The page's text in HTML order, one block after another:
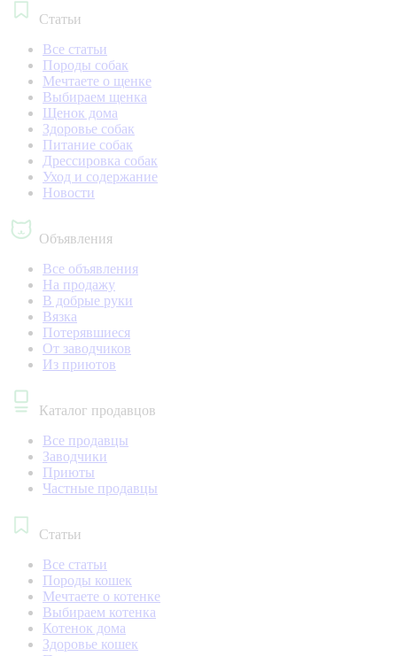
Статьи
Все статьи
Породы собак
Мечтаете о щенке
Выбираем щенка
Щенок дома
Здоровье собак
Питание собак
Дрессировка собак
Уход и содержание
Новости
Объявления
Все объявления
На продажу
В добрые руки
Вязка
Потерявшиеся
От заводчиков
Из приютов
Каталог продавцов
Все продавцы
Заводчики
Приюты
Частные продавцы
Статьи
Все статьи
Породы кошек
Мечтаете о котенке
Выбираем котенка
Котенок дома
Здоровье кошек